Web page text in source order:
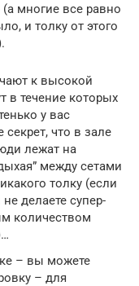
многие все равно
и толку от этого
к высокой
в течение которых
у вас
что в зале
лежат на
между сетами
толку (если
делаете супер-
количеством
– вы можете
– для